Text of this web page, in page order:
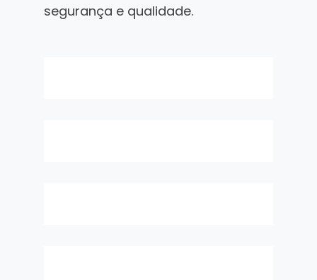
segurança e qualidade.